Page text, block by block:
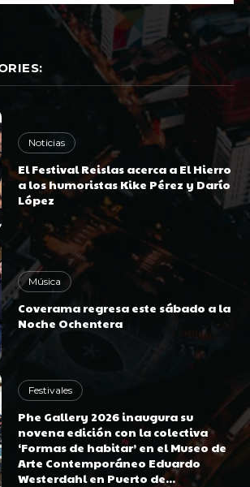
Noticias
El Festival Reislas acerca a El Hierro
a los humoristas Kike Pérez y Darío
López
Música
Coverama regresa este sábado a la
Noche Ochentera
Festivales
Phe Gallery 2026 inaugura su
novena edición con la colectiva
‘Formas de habitar’ en el Museo de
Arte Contemporáneo Eduardo
Westerdahl en Puerto de...